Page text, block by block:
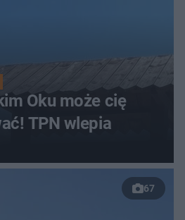
Oku może cię
TPN wlepia
67